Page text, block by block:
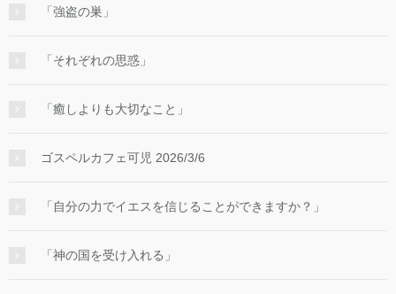
「強盗の巣」
「それぞれの思惑」
「癒しよりも大切なこと」
ゴスペルカフェ可児 2026/3/6
「自分の力でイエスを信じることができますか？」
「神の国を受け入れる」